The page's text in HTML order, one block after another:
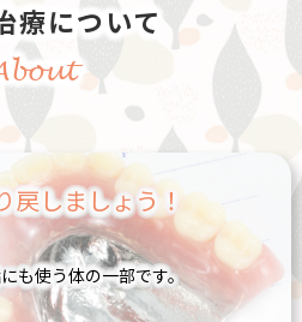
療について
戻しましょう！
も使う体の一部です。